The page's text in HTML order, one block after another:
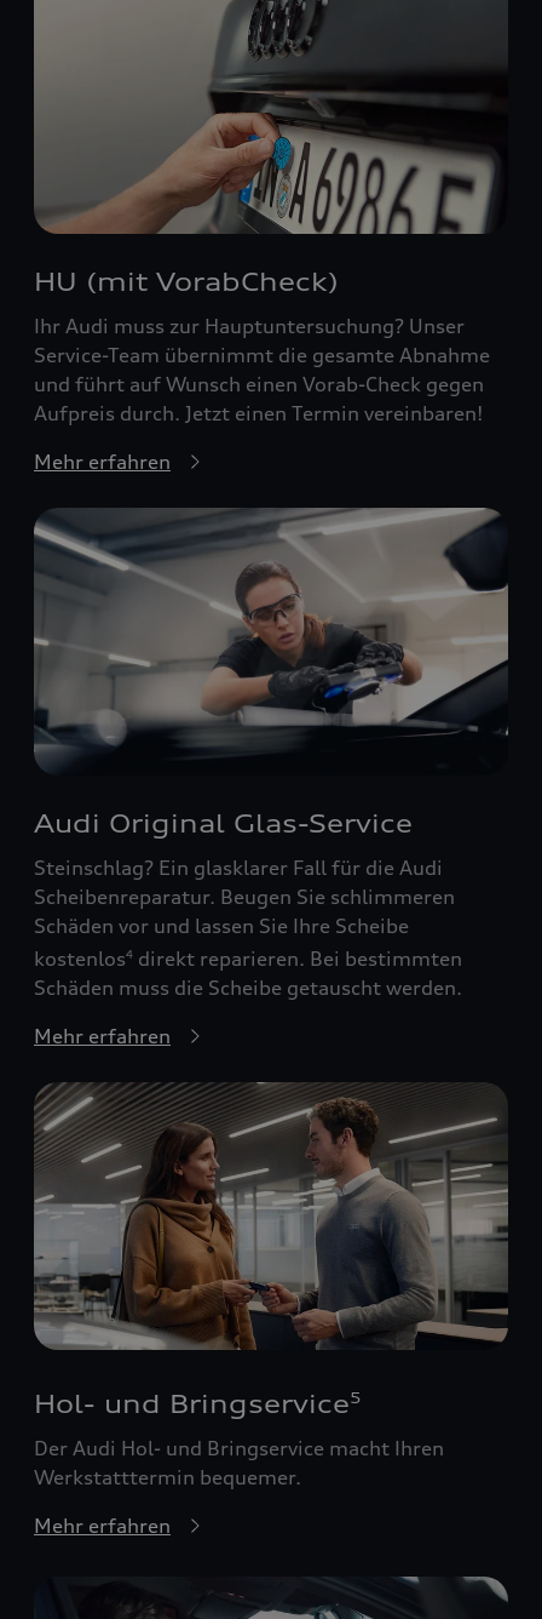
HU (mit VorabCheck)
Ihr Audi muss zur Hauptuntersuchung? Unser
Service-Team übernimmt die gesamte Abnahme
und führt auf Wunsch einen Vorab-Check gegen
Aufpreis durch. Jetzt einen Termin vereinbaren!
Mehr erfahren
Audi Original Glas-Service
Steinschlag? Ein glasklarer Fall für die Audi
Scheibenreparatur. Beugen Sie schlimmeren
Schäden vor und lassen Sie Ihre Scheibe
kostenlos4 direkt reparieren. Bei bestimmten
Schäden muss die Scheibe getauscht werden.
Mehr erfahren
Hol- und Bringservice5
Der Audi Hol- und Bringservice macht Ihren
Werkstatttermin bequemer.
Mehr erfahren